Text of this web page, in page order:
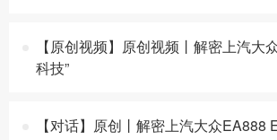
【原创视频】原创视频丨解密上汽大
科技”
【对话】原创丨解密上汽大众EA888